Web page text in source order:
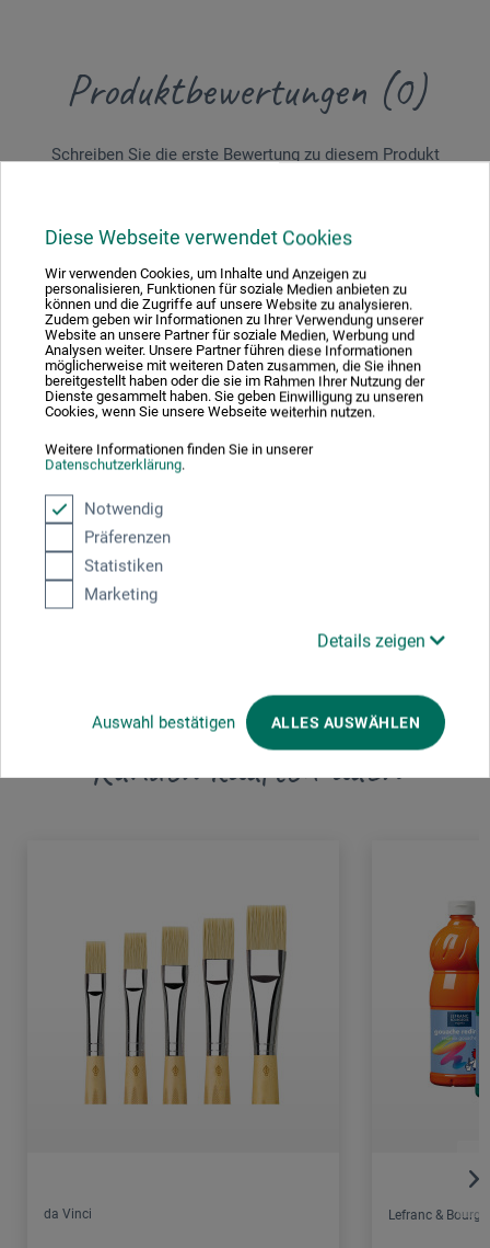
Diese Webseite verwendet Cookies
Wir verwenden Cookies, um Inhalte und Anzeigen zu
personalisieren, Funktionen für soziale Medien anbieten zu
können und die Zugriffe auf unsere Website zu analysieren.
Zudem geben wir Informationen zu Ihrer Verwendung unserer
Website an unsere Partner für soziale Medien, Werbung und
Analysen weiter. Unsere Partner führen diese Informationen
möglicherweise mit weiteren Daten zusammen, die Sie ihnen
bereitgestellt haben oder die sie im Rahmen Ihrer Nutzung der
Dienste gesammelt haben. Sie geben Einwilligung zu unseren
Cookies, wenn Sie unsere Webseite weiterhin nutzen.
Weitere Informationen finden Sie in unserer
Datenschutzerklärung.
Notwendig
Präferenzen
Statistiken
Marketing
Details zeigen
Auswahl bestätigen ALLES AUSWÄHLEN
Produktbewertungen (0)
Schreiben Sie die erste Bewertung zu diesem Produkt
Hersteller-Kontakt
da Vinci Defet GmbH
Tillystr. 39 - 41
90431 Nürnberg
DE
Kunden kauften auch
da Vinci Lefranc &